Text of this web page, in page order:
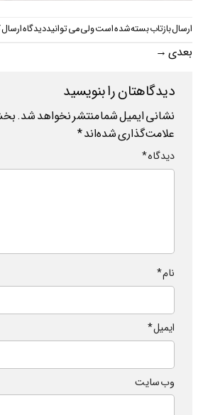
ارسال بازتاب بسته شده است ولی می توانیددیدگاه ارسال
بعدی →
دیدگاهتان را بنویسید
نشانی ایمیل شما منتشر نخواهد شد.
علامت‌گذاری شده‌اند*
دیدگاه*
نام*
ایمیل*
وب‌ سایت